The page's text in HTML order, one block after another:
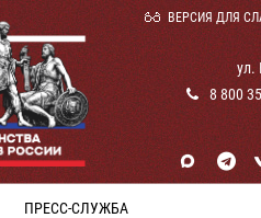
ВЕРСИЯ ДЛЯ
ул.
8 800
ПРЕСС-СЛУЖБА